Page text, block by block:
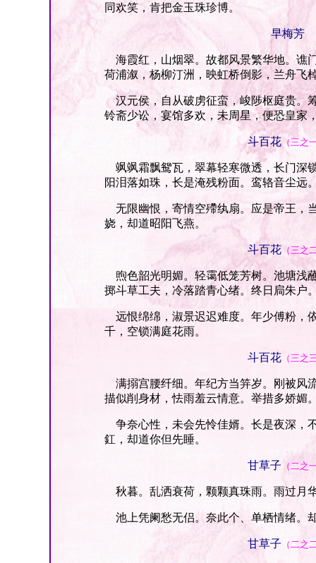
同欢笑，肯把金玉珠珍博。
早梅芳
海霞红，山烟翠。故都风景繁华地。谯
荷浦溆，杨柳汀洲，映虹桥倒影，兰舟飞
汉元侯，自从破虏征蛮，峻陟枢庭贵。
铃斋少讼，宴馆多欢，未周星，便恐皇家
斗百花 （三之
飒飒霜飘鸳瓦，翠幕轻寒微透，长门深
阳泪落如珠，长是淹残粉面。鸾辂音尘远
无限幽恨，寄情空殢纨扇。应是帝王，
娆，却道昭阳飞燕。
斗百花 （三之
煦色韶光明媚。轻霭低笼芳树。池塘浅
掷斗草工夫，冷落踏青心绪。终日扃朱户
远恨绵绵，淑景迟迟难度。年少傅粉，
千，空锁满庭花雨。
斗百花 （三之
满搦宫腰纤细。年纪方当笄岁。刚被风
描似削身材，怯雨羞云情意。举措多娇媚
争奈心性，未会先怜佳婿。长是夜深，
釭，却道你但先睡。
甘草子 （二之
秋暮。乱洒衰荷，颗颗真珠雨。雨过月
池上凭阑愁无侣。奈此个、单栖情绪。
甘草子 （二之